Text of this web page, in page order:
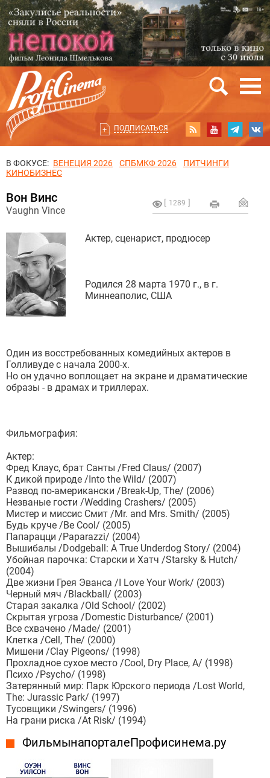
ПОДПИСАТЬСЯ
В ФОКУСЕ: ВЕНЕЦИЯ 2026 СПБМКФ 2026
ПИТЧИНГИ
КИНОБИЗНЕС
1289
Вон Винс
Vaughn Vince
Актер, сценарист, продюсер
Родился 28 марта 1970 г., в г.
Миннеаполис, США
Один из восстребованных комедийных актеров в
Голливуде с начала 2000-х.
Но он удачно воплощает на экране и драматические
образы - в драмах и триллерах.
Фильмография:
Актер:
Фред Клаус, брат Санты /Fred Claus/ (2007)
К дикой природе /Into the Wild/ (2007)
Развод по-американски /Break-Up, The/ (2006)
Незваные гости /Wedding Crashers/ (2005)
Мистер и миссис Смит /Mr. and Mrs. Smith/ (2005)
Будь круче /Be Cool/ (2005)
Папарацци /Paparazzi/ (2004)
Вышибалы /Dodgeball: A True Underdog Story/ (2004)
Убойная парочка: Старски и Хатч /Starsky & Hutch/
(2004)
Две жизни Грея Эванса /I Love Your Work/ (2003)
Черный мяч /Blackball/ (2003)
Старая закалка /Old School/ (2002)
Скрытая угроза /Domestic Disturbance/ (2001)
Все схвачено /Made/ (2001)
Клетка /Cell, The/ (2000)
Мишени /Clay Pigeons/ (1998)
Прохладное сухое место /Cool, Dry Place, A/ (1998)
Психо /Psycho/ (1998)
Затерянный мир: Парк Юрского периода /Lost World,
The: Jurassic Park/ (1997)
Тусовщики /Swingers/ (1996)
На грани риска /At Risk/ (1994)
Фильмы на портале Профисинема.ру